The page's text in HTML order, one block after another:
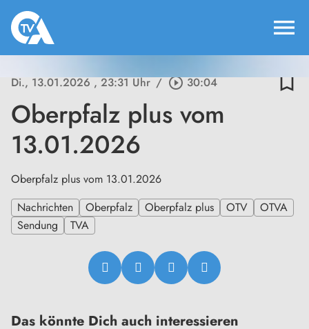
menu
Di., 13.01.2026, 23:31 Uhr / play_circle_outline30:04 bookmark_border
Oberpfalz plus vom
13.01.2026
Oberpfalz plus vom 13.01.2026
Nachrichten
Oberpfalz Oberpfalz plus OTV
OTVA
Sendung
TVA
Das könnte Dich auch interessieren